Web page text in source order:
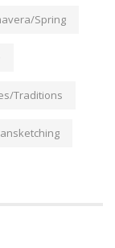
Spring
Traditions